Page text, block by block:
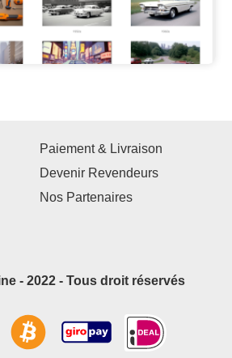
Paiement & Livraison
Devenir Revendeurs
Nos Partenaires
- 2022 - Tous droit réservés